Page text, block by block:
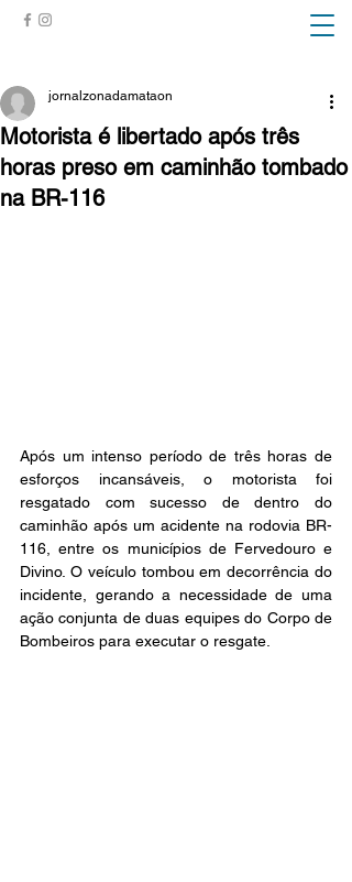
Motorista é libertado após três
horas preso em caminhão tombado
na BR-116
jornalzonadamataon
Após um intenso período de três horas de
esforços incansáveis, o motorista foi
resgatado com sucesso de dentro do
caminhão após um acidente na rodovia BR-
116, entre os municípios de Fervedouro e
Divino. O veículo tombou em decorrência do
incidente, gerando a necessidade de uma
ação conjunta de duas equipes do Corpo de
Bombeiros para executar o resgate.